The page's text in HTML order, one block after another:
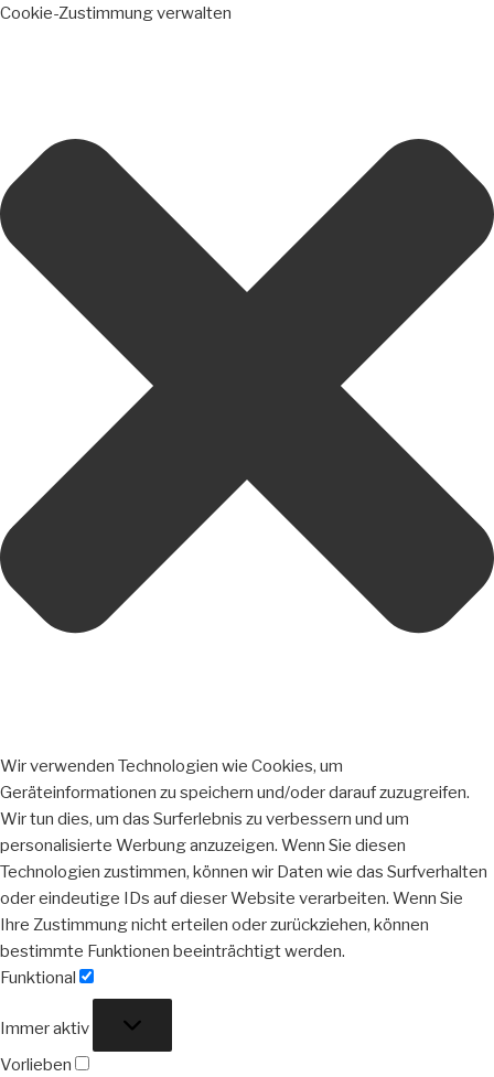
Cookie-Zustimmung verwalten
Wir verwenden Technologien wie Cookies, um
Geräteinformationen zu speichern und/oder darauf zuzugreifen.
Wir tun dies, um das Surferlebnis zu verbessern und um
personalisierte Werbung anzuzeigen. Wenn Sie diesen
Technologien zustimmen, können wir Daten wie das Surfverhalten
oder eindeutige IDs auf dieser Website verarbeiten. Wenn Sie
Ihre Zustimmung nicht erteilen oder zurückziehen, können
bestimmte Funktionen beeinträchtigt werden.
Funktional
Immer aktiv
Vorlieben